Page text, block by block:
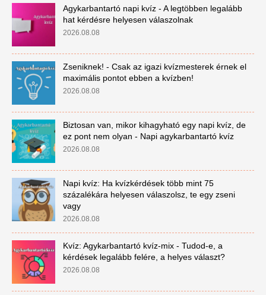
Agykarbantartó napi kvíz - A legtöbben legalább
hat kérdésre helyesen válaszolnak
2026.08.08
Zseniknek! - Csak az igazi kvízmesterek érnek el
maximális pontot ebben a kvízben!
2026.08.08
Biztosan van, mikor kihagyható egy napi kvíz, de
ez pont nem olyan - Napi agykarbantartó kvíz
2026.08.08
Napi kvíz: Ha kvízkérdések több mint 75
százalékára helyesen válaszolsz, te egy zseni
vagy
2026.08.08
Kvíz: Agykarbantartó kvíz-mix - Tudod-e, a
kérdések legalább felére, a helyes választ?
2026.08.08